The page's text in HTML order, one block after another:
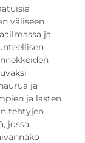
väliseen
ja
ja
ja lasten
tehtyjen
jossa